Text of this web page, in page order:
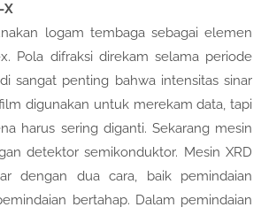
X
logam tembaga sebagai elemen
Pola difraksi direkam selama periode
sangat penting bahwa intensitas sinar
digunakan untuk merekam data, tapi
harus sering diganti. Sekarang mesin
detektor semikonduktor. Mesin XRD
dengan dua cara, baik pemindaian
bertahap. Dalam pemindaian